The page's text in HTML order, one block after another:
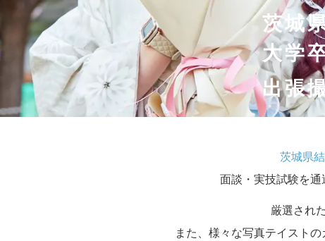
茨城
大学
出張
茨城県
面談・実技試験を通
厳選され
また、様々な写真テイスト